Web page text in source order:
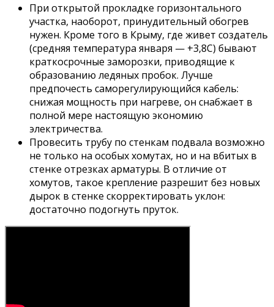
При открытой прокладке горизонтального
участка, наоборот, принудительный обогрев
нужен. Кроме того в Крыму, где живет создатель
(средняя температура января — +3,8С) бывают
краткосрочные заморозки, приводящие к
образованию ледяных пробок. Лучше
предпочесть саморегулирующийся кабель:
снижая мощность при нагреве, он снабжает в
полной мере настоящую экономию
электричества.
Провесить трубу по стенкам подвала возможно
не только на особых хомутах, но и на вбитых в
стенке отрезках арматуры. В отличие от
хомутов, такое крепление разрешит без новых
дырок в стенке скорректировать уклон:
достаточно подогнуть пруток.